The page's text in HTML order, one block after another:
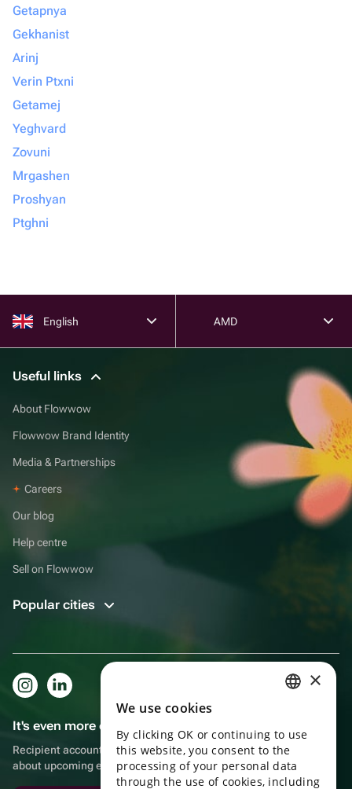
Getapnya
Gekhanist
Arinj
Verin Ptxni
Getamej
Yeghvard
Zovuni
Mrgashen
Proshyan
Ptghni
English AMD
Useful links
About Flowwow
Flowwow Brand Identity
Media & Partnerships
Careers
Our blog
Help centre
Sell on Flowwow
Popular cities
It's even more convenient in the app!
Recipient account, extra rewards for purchases and reminders
about upcoming events
ENGLISH
UKRAINIAN
×
We use cookies
By clicking OK or continuing to use
this website, you consent to the
processing of your personal data
through the use of cookies, including